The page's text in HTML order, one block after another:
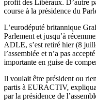
profit des Libéraux. D’autre
course à la présidence du
L’eurodéputé britannique
Parlement et jusqu’à
ADLE, s’est retiré hier (8
l’assemblée et n’a pas
importante en guise de
Il voulait être président ou
partis à EURACTIV,
par la présidence de